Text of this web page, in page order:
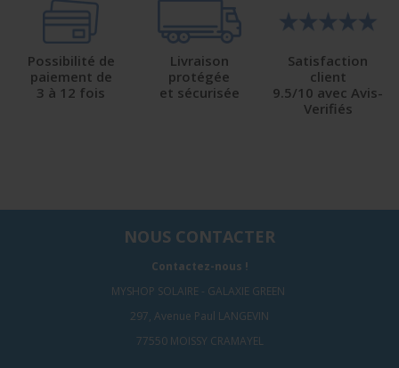
Possibilité de
paiement de
3 à 12 fois
Livraison
protégée
et sécurisée
Satisfaction
client
9.5/10 avec Avis-
Verifiés
NOUS CONTACTER
Contactez-nous !
MYSHOP SOLAIRE - GALAXIE GREEN
297, Avenue Paul LANGEVIN
77550 MOISSY CRAMAYEL